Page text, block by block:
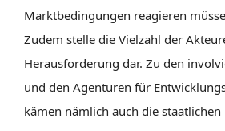
Marktbedingungen reagieren
Zudem stelle die Vielzahl der
Herausforderung dar. Zu den
und den Agenturen für
kämen nämlich auch die